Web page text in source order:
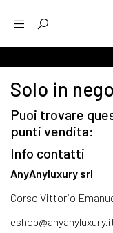
Solo in
Puoi trovare
punti vendita:
Info contatti
AnyAnyluxury srl
Corso Vittorio